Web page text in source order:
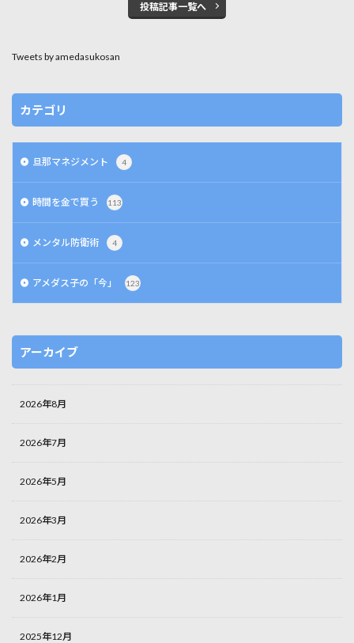
投稿記事一覧へ
Tweets by amedasukosan
カテゴリ
旦那マネジメント 4
時間を金で買う 113
メンタル防衛術 4
アメダス子の「今」 123
アーカイブ
2026年8月
2026年7月
2026年5月
2026年3月
2026年2月
2026年1月
2025年12月